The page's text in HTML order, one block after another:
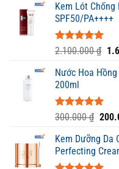
Kem Lót Chống
SPF50/PA++++
Được xếp
5 sao
2.100.000₫ Giá
là:
Nước Hoa
200ml
Được xếp
5.00
5 sao
300.000₫ Giá
là:
Kem Dưỡng Da
Perfecting